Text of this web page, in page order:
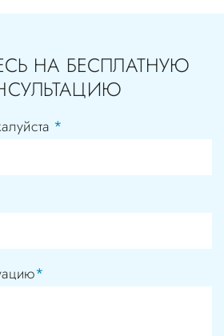
НА БЕСПЛАТНУЮ
*
*